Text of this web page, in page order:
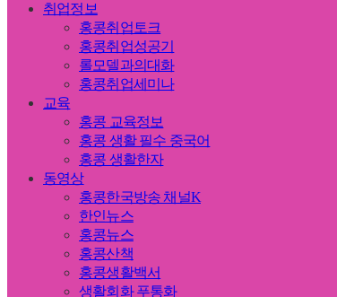
취업정보
홍콩취업토크
홍콩취업성공기
롤모델과의대화
홍콩취업세미나
교육
홍콩 교육정보
홍콩 생활 필수 중국어
홍콩 생활한자
동영상
홍콩한국방송 채널K
한인뉴스
홍콩뉴스
홍콩산책
홍콩생활백서
생활회화 푸통화